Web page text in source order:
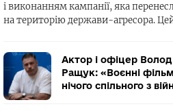
і виконанням кампанії, яка
на територію держави-агресора.
Актор і офіцер
Ращук: «Воєнні
нічого спільного з